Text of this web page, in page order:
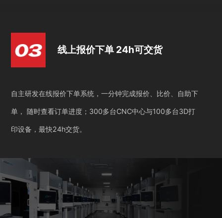
线上报价下单 24h可交货
自主研发在线报价下单系统，一分钟完成报价、比价、自助下
单， 随时查看订单进度；300多台CNC中心与100多台3D打
印设备，最快24h交货。